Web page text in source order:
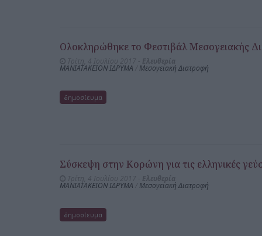
Ολοκληρώθηκε το Φεστιβάλ Μεσογειακής
ΜΑΝΙΑΤΑΚΕΙΟΝ ΙΔΡΥΜΑ Μεσογειακή Διατροφή
δημοσίευμα
Σύσκεψη στην Κορώνη για τις ελληνικές
ΜΑΝΙΑΤΑΚΕΙΟΝ ΙΔΡΥΜΑ Μεσογειακή Διατροφή
δημοσίευμα